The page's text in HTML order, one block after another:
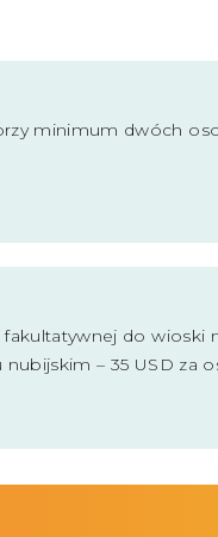
minimum dwóch
do wioski
– 35 USD za